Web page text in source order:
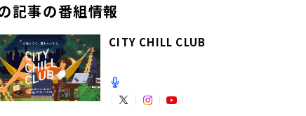
記事の番組情報
CITY CHILL CLUB